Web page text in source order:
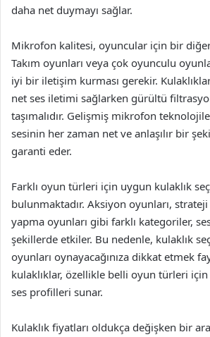
daha net duymayı sağlar.
Mikrofon kalitesi, oyuncular için bir
Takım oyunları veya çok oyunculu
iyi bir iletişim kurması gerekir.
net ses iletimi sağlarken gürültü
taşımalıdır. Gelişmiş mikrofon
sesinin her zaman net ve anlaşılır bir
garanti eder.
Farklı oyun türleri için uygun kulaklık
bulunmaktadır. Aksiyon oyunları,
yapma oyunları gibi farklı kategoriler,
şekillerde etkiler. Bu nedenle, kulaklık
oyunları oynayacağınıza dikkat etmek
kulaklıklar, özellikle belli oyun türleri
ses profilleri sunar.
Kulaklık fiyatları oldukça değişken bir